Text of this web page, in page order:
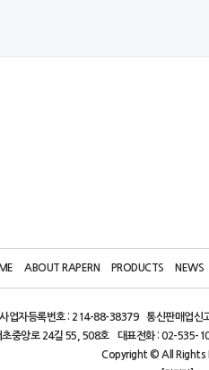
ABOUT RAPERN PRODUCTS NEWS
사업자등록번호 : 214-88-38379 통신판매업신
초중앙로 24길 55, 508호
대표전화 : 02-535-
Copyright © All Rights